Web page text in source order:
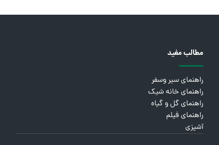
مطالب مفید
راهنمای سیر وسفر
راهنمای خانه شیک
راهنمای گل و گیاه
راهنمای فیلم
آشپزی